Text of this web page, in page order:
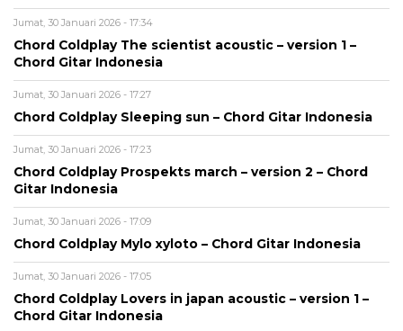
Jumat, 30 Januari 2026 - 17:34
Chord Coldplay The scientist acoustic – version 1 –
Chord Gitar Indonesia
Jumat, 30 Januari 2026 - 17:27
Chord Coldplay Sleeping sun – Chord Gitar Indonesia
Jumat, 30 Januari 2026 - 17:23
Chord Coldplay Prospekts march – version 2 – Chord
Gitar Indonesia
Jumat, 30 Januari 2026 - 17:09
Chord Coldplay Mylo xyloto – Chord Gitar Indonesia
Jumat, 30 Januari 2026 - 17:05
Chord Coldplay Lovers in japan acoustic – version 1 –
Chord Gitar Indonesia